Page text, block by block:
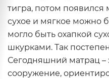
тигра, потом появился
сухое и мягкое можно
могло быть охапкой
шкурками. Так
Сегодняшний матрац –
сооружение,